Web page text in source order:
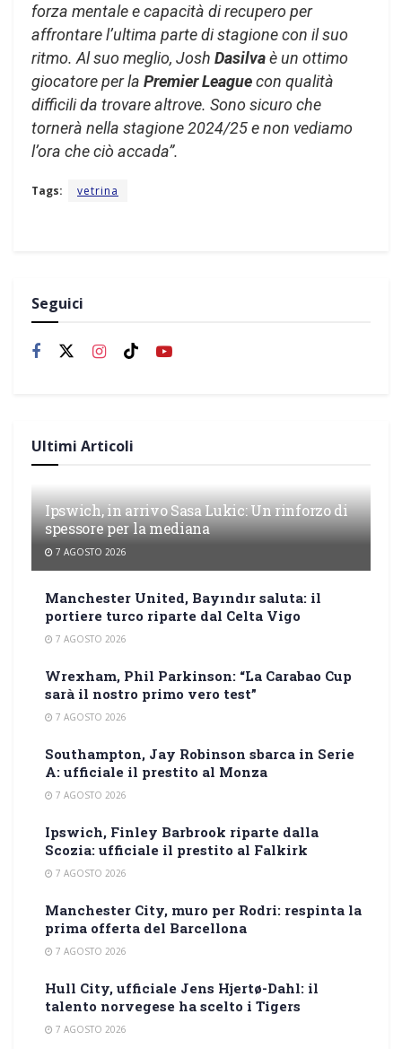
forza mentale e capacità di recupero per
affrontare l’ultima parte di stagione con il suo
ritmo. Al suo meglio, Josh Dasilvaè un ottimo
giocatore per la Premier Leaguecon qualità
difficili da trovare altrove. Sono sicuro che
tornerà nella stagione 2024/25 e non vediamo
l’ora che ciò accada”.
Tags: vetrina
Seguici
Ultimi Articoli
Ipswich, in arrivo Sasa Lukic: Un rinforzo di
spessore per la mediana
7 AGOSTO 2026
Manchester United, Bayındır saluta: il
portiere turco riparte dal Celta Vigo
7 AGOSTO 2026
Wrexham, Phil Parkinson: “La Carabao Cup
sarà il nostro primo vero test”
7 AGOSTO 2026
Southampton, Jay Robinson sbarca in Serie
A: ufficiale il prestito al Monza
7 AGOSTO 2026
Ipswich, Finley Barbrook riparte dalla
Scozia: ufficiale il prestito al Falkirk
7 AGOSTO 2026
Manchester City, muro per Rodri: respinta la
prima offerta del Barcellona
7 AGOSTO 2026
Hull City, ufficiale Jens Hjertø-Dahl: il
talento norvegese ha scelto i Tigers
7 AGOSTO 2026